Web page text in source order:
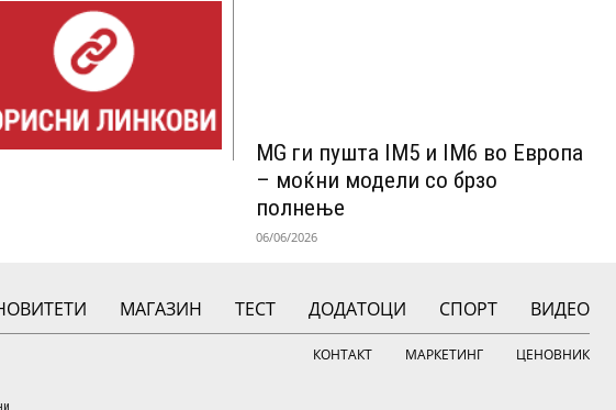
MG ги пушта IM5 и IM6 во Европа
– моќни модели со брзо
полнење
06/06/2026
МАГАЗИН ТЕСТ ДОДАТОЦИ СПОРТ ВИДЕО
КОНТАКТ МАРКЕТИНГ ЦЕНОВНИК